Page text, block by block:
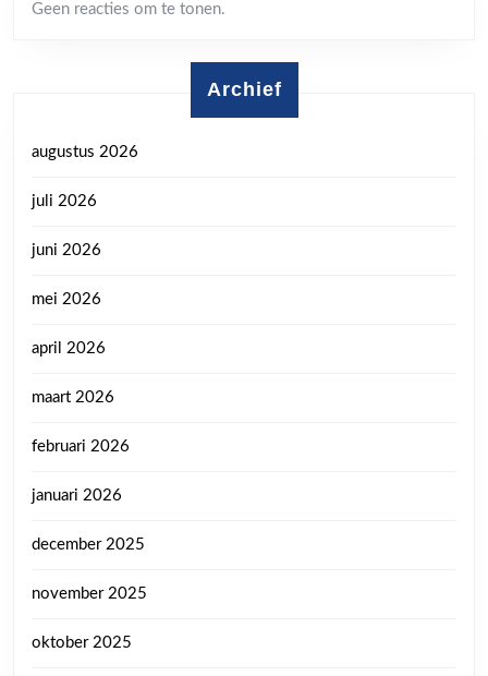
Geen reacties om te tonen.
Archief
augustus 2026
juli 2026
juni 2026
mei 2026
april 2026
maart 2026
februari 2026
januari 2026
december 2025
november 2025
oktober 2025